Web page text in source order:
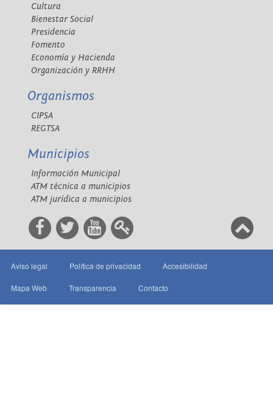
Cultura
Bienestar Social
Presidencia
Fomento
Economía y Hacienda
Organización y RRHH
Organismos
CIPSA
REGTSA
Municipios
Información Municipal
ATM técnica a municipios
ATM jurídica a municipios
Aviso legal Política de privacidad Accesibilidad
Mapa Web Transparencia Contacto